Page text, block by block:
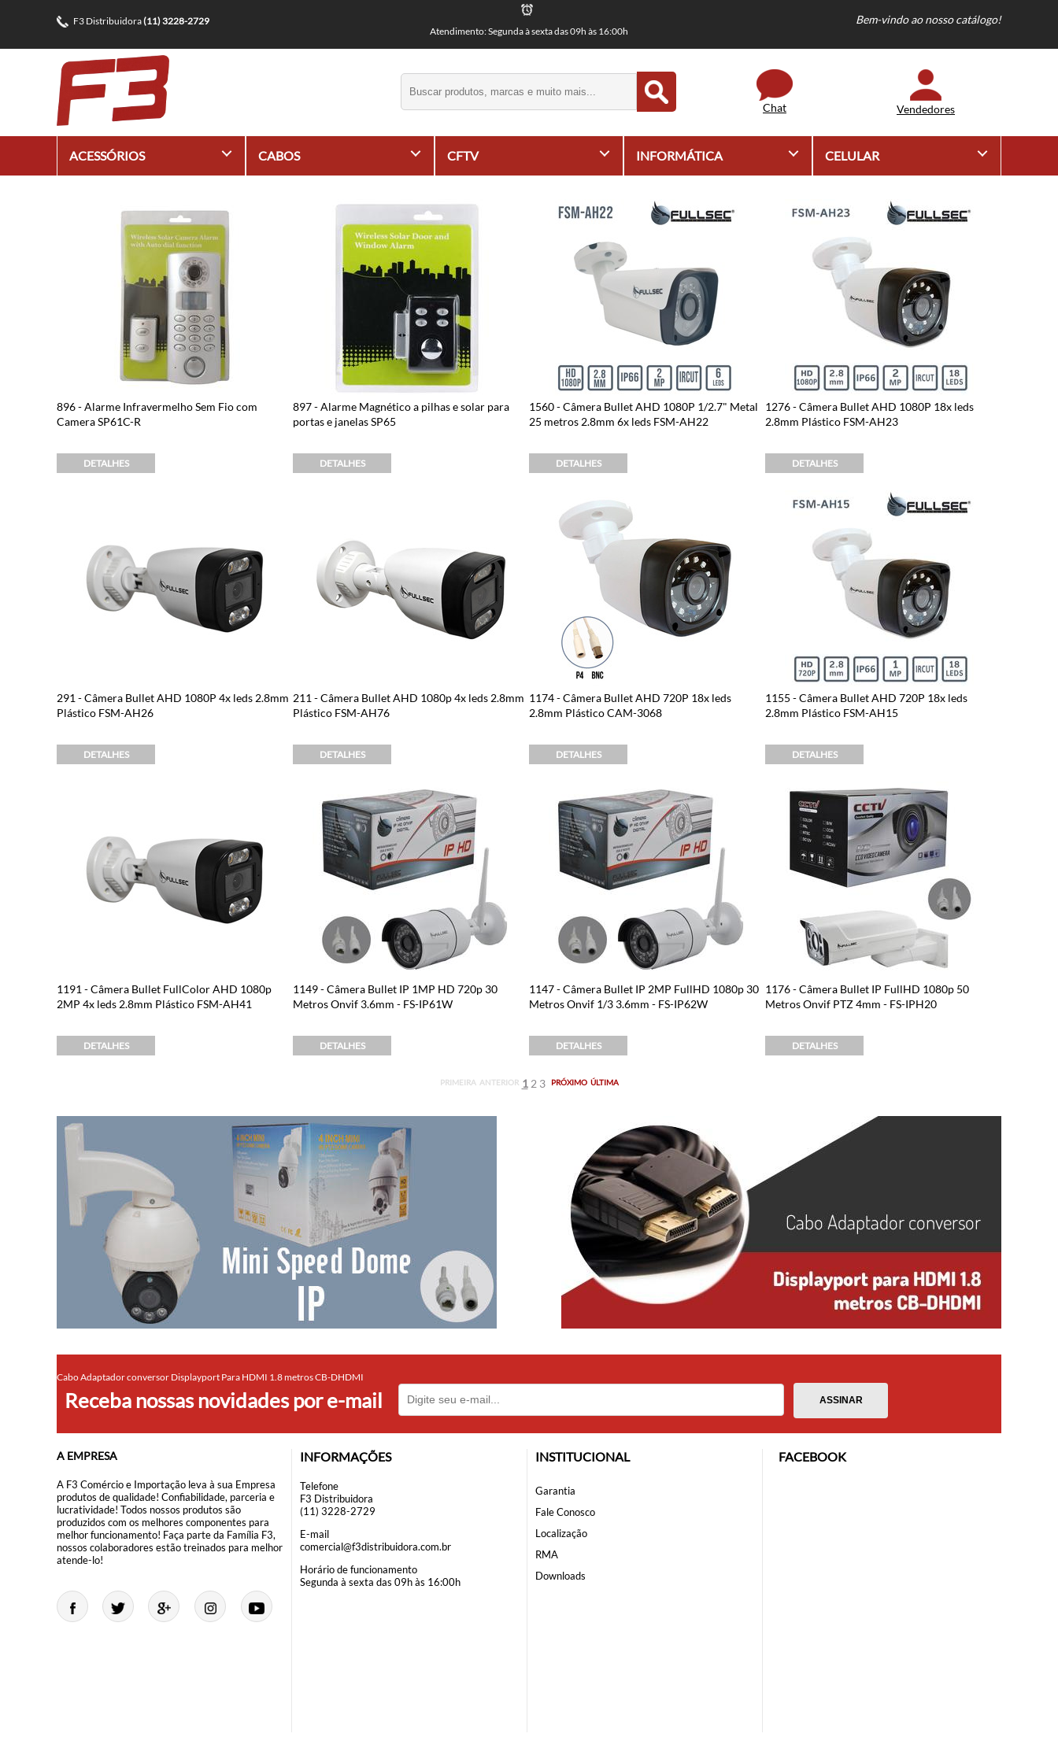
F3 Distribuidora(11) 3228-2729
Atendimento: Segunda à sexta das 09h às 16:00h
Bem-vindo ao nosso catálogo!
Chat Vendedores
ACESSÓRIOS + CABOS + CFTV + INFORMÁTICA + CELULAR +
896 - Alarme Infravermelho Sem Fio com
Camera SP61C-R
DETALHES
897 - Alarme Magnético a pilhas e solar para
portas e janelas SP65
DETALHES
1560 - Câmera Bullet AHD 1080P 1/2.7" Metal
25 metros 2.8mm 6x leds FSM-AH22
DETALHES
1276 - Câmera Bullet AHD 1080P 18x leds
2.8mm Plástico FSM-AH23
DETALHES
291 - Câmera Bullet AHD 1080P 4x leds 2.8mm
Plástico FSM-AH26
DETALHES
211 - Câmera Bullet AHD 1080p 4x leds 2.8mm
Plástico FSM-AH76
DETALHES
1174 - Câmera Bullet AHD 720P 18x leds
2.8mm Plástico CAM-3068
DETALHES
1155 - Câmera Bullet AHD 720P 18x leds
2.8mm Plástico FSM-AH15
DETALHES
1191 - Câmera Bullet FullColor AHD 1080p
2MP 4x leds 2.8mm Plástico FSM-AH41
DETALHES
1149 - Câmera Bullet IP 1MP HD 720p 30
Metros Onvif 3.6mm - FS-IP61W
DETALHES
1147 - Câmera Bullet IP 2MP FullHD 1080p 30
Metros Onvif 1/3 3.6mm - FS-IP62W
DETALHES
1176 - Câmera Bullet IP FullHD 1080p 50
Metros Onvif PTZ 4mm - FS-IPH20
DETALHES
PRIMEIRA ANTERIOR 1 2 3 PRÓXIMO ÚLTIMA
Cabo Adaptador conversor Displayport Para HDMI 1.8 metros CB-DHDMI
Receba nossas novidades por e-mail
A EMPRESA
A F3 Comércio e Importação leva à sua Empresa
produtos de qualidade! Confiabilidade, parceria e
lucratividade! Todos nossos produtos são
produzidos com os melhores componentes para
melhor funcionamento! Faça parte da Família F3,
nossos colaboradores estão treinados para melhor
atende-lo!
INFORMAÇÕES
Telefone
F3 Distribuidora
(11) 3228-2729
E-mail
comercial@f3distribuidora.com.br
Horário de funcionamento
Segunda à sexta das 09h às 16:00h
INSTITUCIONAL
Garantia
Fale Conosco
Localização
RMA
Downloads
FACEBOOK